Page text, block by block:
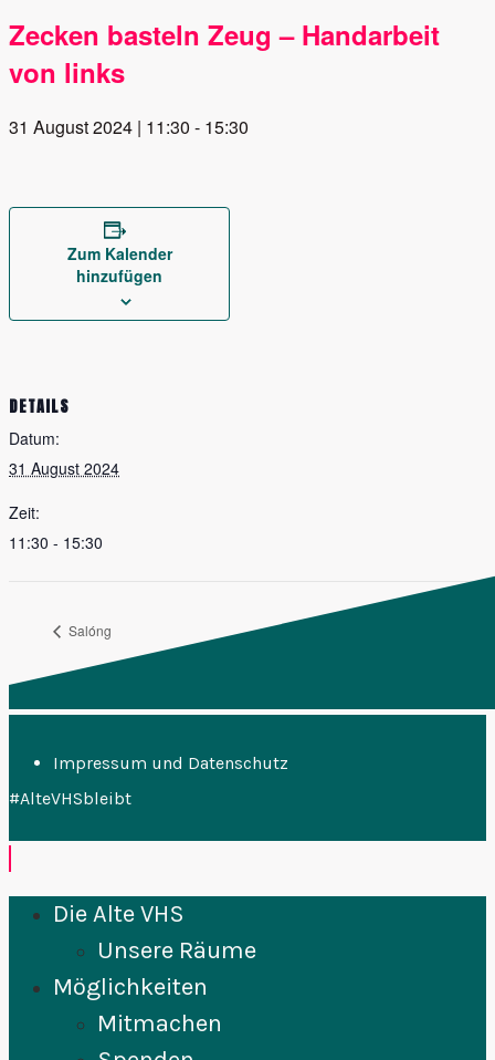
Zecken basteln Zeug – Handarbeit
von links
31 August 2024 | 11:30 - 15:30
Zum Kalender
hinzufügen
DETAILS
Datum:
31 August 2024
Zeit:
11:30 - 15:30
Salóng
Impressum und Datenschutz
#AlteVHSbleibt
Die Alte VHS
Unsere Räume
Möglichkeiten
Mitmachen